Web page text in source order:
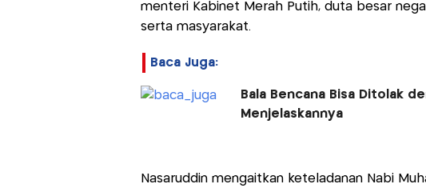
menteri Kabinet Merah Putih, duta besar
serta masyarakat.
Baca Juga:
Bala Bencana Bisa Ditolak
Menjelaskannya
Nasaruddin mengaitkan keteladanan Nabi